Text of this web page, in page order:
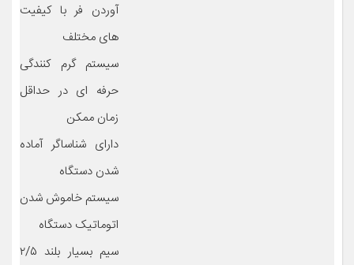
آوردن فر با کیفیت
های مختلف
سیستم گرم کنندگی
حرفه ای در حداقل
زمان ممکن
دارای شناساگر آماده
شدن دستگاه
سیستم خاموش شدن
اتوماتیک دستگاه
سیم بسیار بلند ۲/۵